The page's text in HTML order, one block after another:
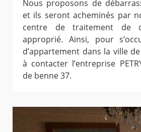
Nous proposons de
et ils seront acheminés par
centre de traitement de
approprié. Ainsi, pour
d’appartement dans la ville
à contacter l’entreprise
de benne 37.